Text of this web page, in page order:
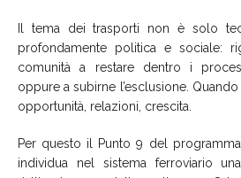
Il tema dei trasporti non è solo
profondamente politica e sociale:
comunità a restare dentro i
oppure a subirne l’esclusione.
opportunità, relazioni, crescita.
Per questo il Punto 9 del
individua nel sistema ferroviario